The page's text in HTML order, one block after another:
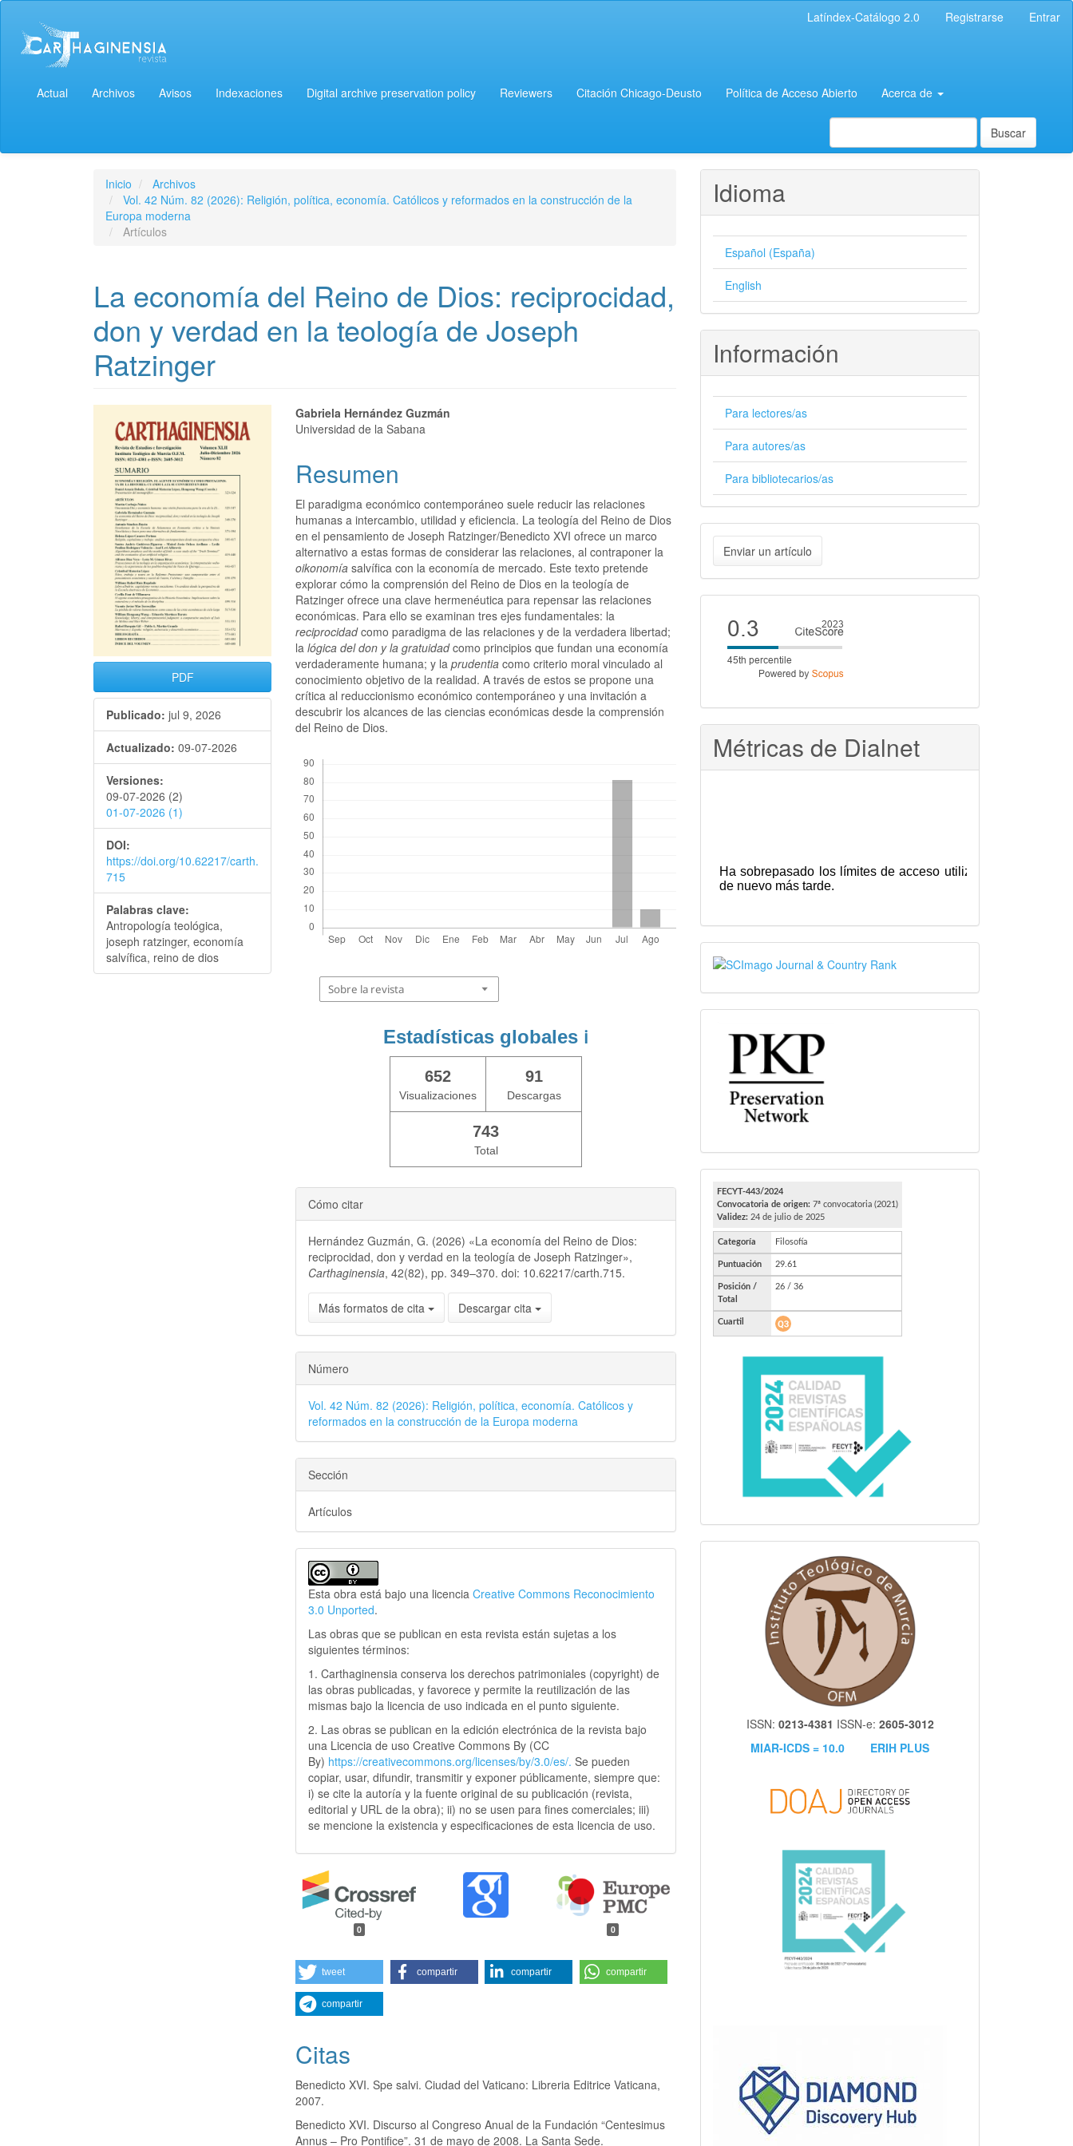
Latíndex-Catálogo 2.0 Registrarse Entrar
Actual Archivos Avisos Indexaciones Digital archive preservation policy Reviewers Citación Chicago-Deusto Política de Acceso Abierto Acerca de
Buscar
Inicio
Archivos
Vol. 42 Núm. 82 (2026): Religión, política, economía. Católicos y reformados en la construcción de la
Europa moderna
Artículos
La economía del Reino de Dios: reciprocidad,
don y verdad en la teología de Joseph
Ratzinger
PDF
Publicado: jul 9, 2026
Actualizado: 09-07-2026
Versiones:
09-07-2026 (2)
01-07-2026 (1)
DOI:
https://doi.org/10.62217/carth.
715
Palabras clave:
Antropología teológica,
joseph ratzinger, economía
salvífica, reino de dios
Gabriela Hernández Guzmán
Universidad de la Sabana
Resumen
El paradigma económico contemporáneo suele reducir las relaciones
humanas a intercambio, utilidad y eficiencia. La teología del Reino de Dios
en el pensamiento de Joseph Ratzinger/Benedicto XVI ofrece un marco
alternativo a estas formas de considerar las relaciones, al contraponer la
oikonomía salvífica con la economía de mercado. Este texto pretende
explorar cómo la comprensión del Reino de Dios en la teología de
Ratzinger ofrece una clave hermenéutica para repensar las relaciones
económicas. Para ello se examinan tres ejes fundamentales: la
reciprocidadcomo paradigma de las relaciones y de la verdadera libertad;
lalógica del don y la gratuidadcomo principios que fundan una economía
verdaderamente humana; y laprudentia como criterio moral vinculado al
conocimiento objetivo de la realidad. A través de estos se propone una
crítica al reduccionismo económico contemporáneo y una invitación a
descubrir los alcances de las ciencias económicas desde la comprensión
del Reino de Dios.
Sobre la revista
Estadísticas globales ℹ️
652
Visualizaciones
91
Descargas
743
Total
Cómo citar
Hernández Guzmán, G. (2026) «La economía del Reino de Dios:
reciprocidad, don y verdad en la teología de Joseph Ratzinger»,
Carthaginensia, 42(82), pp. 349–370. doi: 10.62217/carth.715.
Más formatos de cita Descargar cita
Número
Vol. 42 Núm. 82 (2026): Religión, política, economía. Católicos y
reformados en la construcción de la Europa moderna
Sección
Artículos
Esta obra está bajo una licenciaCreative Commons Reconocimiento
3.0 Unported.
Las obras que se publican en esta revista están sujetas a los
siguientes términos:
1. Carthaginensia conserva los derechos patrimoniales (copyright) de
las obras publicadas, y favorece y permite la reutilización de las
mismas bajo la licencia de uso indicada en el punto siguiente.
2. Las obras se publican en la edición electrónica de la revista bajo
una Licencia de uso Creative Commons By (CC
By) https://creativecommons.org/licenses/by/3.0/es/.Se pueden
copiar, usar, difundir, transmitir y exponer públicamente, siempre que:
i) se cite la autoría y la fuente original de su publicación (revista,
editorial y URL de la obra); ii) no se usen para fines comerciales; iii)
se mencione la existencia y especificaciones de esta licencia de uso.
0 0
tweet compartir compartir compartir
compartir
Citas
Benedicto XVI. Spe salvi. Ciudad del Vaticano: Libreria Editrice Vaticana,
2007.
Benedicto XVI. Discurso al Congreso Anual de la Fundación “Centesimus
Annus – Pro Pontifice”. 31 de mayo de 2008. La Santa Sede.
Idioma
Español (España)
English
Información
Para lectores/as
Para autores/as
Para bibliotecarios/as
Enviar
un
artículo
Enviar un artículo
Cite
score
Métricas de Dialnet
SJR
PKP
FECYT
ISSN: 0213-4381 ISSN-e: 2605-3012
MIAR-ICDS = 10.0
ERIH PLUS